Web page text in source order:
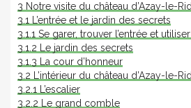
3 Notre visite du château d’Azay-le-
3.1 L’entrée et le jardin des secrets
3.1.1 Se garer, trouver l’entrée et
3.1.2 Le jardin des secrets
3.1.3 La cour d’honneur
3.2 L’intérieur du château d’Azay-le-
3.2.1 L’escalier
3.2.2 Le grand comble